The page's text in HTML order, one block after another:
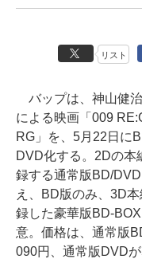
リスト
バップは、神山健
による映画「009
RG」を、5月22日に
DVD化する。2Dの本
録する通常版BD/
え、BD版のみ、3D本
録した豪華版BD-BOX
意。価格は、通常版
090円、通常版DVD